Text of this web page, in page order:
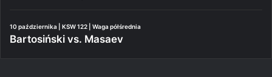
10 października | KSW 122 | Waga półśrednia
Bartosiński vs. Masaev